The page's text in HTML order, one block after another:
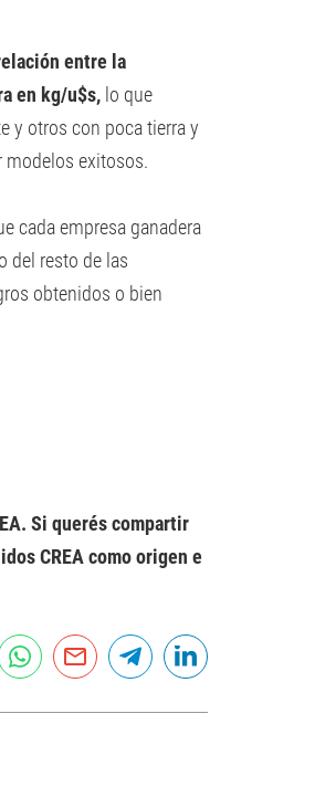
entre la
en kg/u$s, lo que
y otros con poca tierra y
modelos exitosos.
cada empresa ganadera
del resto de las
obtenidos o bien
Si querés compartir
CREA como origen e